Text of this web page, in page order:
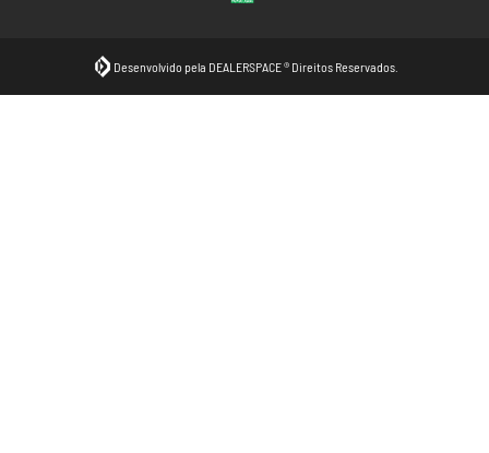
Desenvolvido pela DEALERSPACE ® Direitos Reservados.